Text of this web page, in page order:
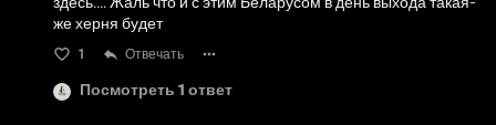
же херня будет
1 Отвечать
Посмотреть 1 ответ